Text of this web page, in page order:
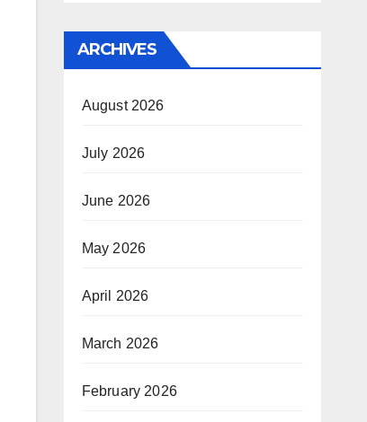
ARCHIVES
August 2026
July 2026
June 2026
May 2026
April 2026
March 2026
February 2026